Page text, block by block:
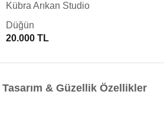
Kübra Arıkan Studio
Düğün
20.000 TL
& Güzellik Özellikler